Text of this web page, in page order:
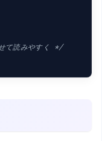
て読みやすく */